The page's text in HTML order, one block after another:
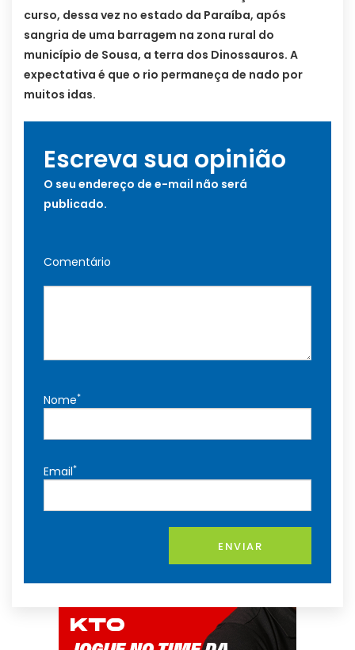
curso, dessa vez no estado da Paraíba, após
sangria de uma barragem na zona rural do
município de Sousa, a terra dos Dinossauros. A
expectativa é que o rio permaneça de nado por
muitos idas.
Escreva sua opinião
O seu endereço de e-mail não será
publicado.
Comentário
Nome*
Email*
ENVIAR